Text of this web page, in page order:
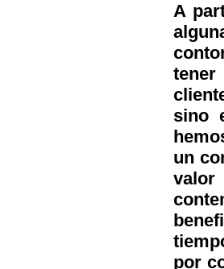
A
sino
un
por